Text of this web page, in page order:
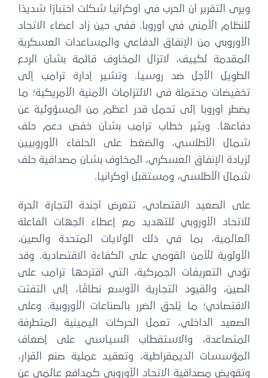
ويرى التقرير أن الحرب في أوكرانيا شكلت اختبارًا شديدًا
للنظام الأمني ​​في أوروبا. ففي حين زاد أعضاء الاتحاد
الأوروبي من الإنفاق الدفاعي والمساعدات العسكرية
المقدمة لكييف، لاتزال المخاوف قائمة بشأن الردع
الطويل الأجل ضد روسيا. وتشير إدارة ترامب إلى
تخفيضات محتملة في الالتزامات الأمنية الأمريكية؛ ما
يضطر أوروبا إلى تحمل قدر أعظم من المسؤولية عن
دفاعها. ويثير خطاب ترامب بشأن خفض دعم حلف
شمال الأطلسي، والضغط على الحلفاء الأوروبيين
لزيادة الإنفاق العسكري، المخاوف بشأن مصداقية حلف
شمال الأطلسي، ومستقبل أوكرانيا.
على الصعيد الاقتصادي، تتعرض أجندة التجارة الحرة
للاتحاد الأوروبي للتهديد مع إعطاء الجهات الفاعلة
العالمية، بما في ذلك الولايات المتحدة والصين،
الأولوية للأمن القومي على الكفاءة الاقتصادية. وقد
تؤدي التعريفات الجمركية، التي اقترحها ترامب على
الصين، والقيود التجارية الأوسع نطاقًا، إلى التفتت
الاقتصادي؛ ما يُلحق الضرر بالصناعات الأوروبية. وعلى
الصعيد الداخلي، تعمل الحركات اليمينية المتطرفة
المتصاعدة، والاستقطاب السياسي على إضعاف
المؤسسات الديمقراطية، وتعقيد عملية صنع القرار،
وتقويض مصداقية الاتحاد الأوروبي كمدافع عالمي عن